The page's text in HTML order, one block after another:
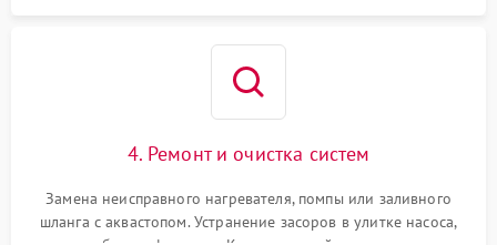
4. Ремонт и очистка систем
Замена неисправного нагревателя, помпы или заливного
шланга с аквастопом. Устранение засоров в улитке насоса,